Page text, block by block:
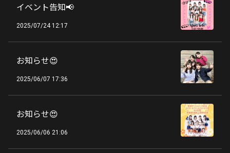
イベント告知📢
2025/07/24 12:17
お知らせ😍
2025/06/07 17:36
お知らせ😍
2025/06/06 21:06